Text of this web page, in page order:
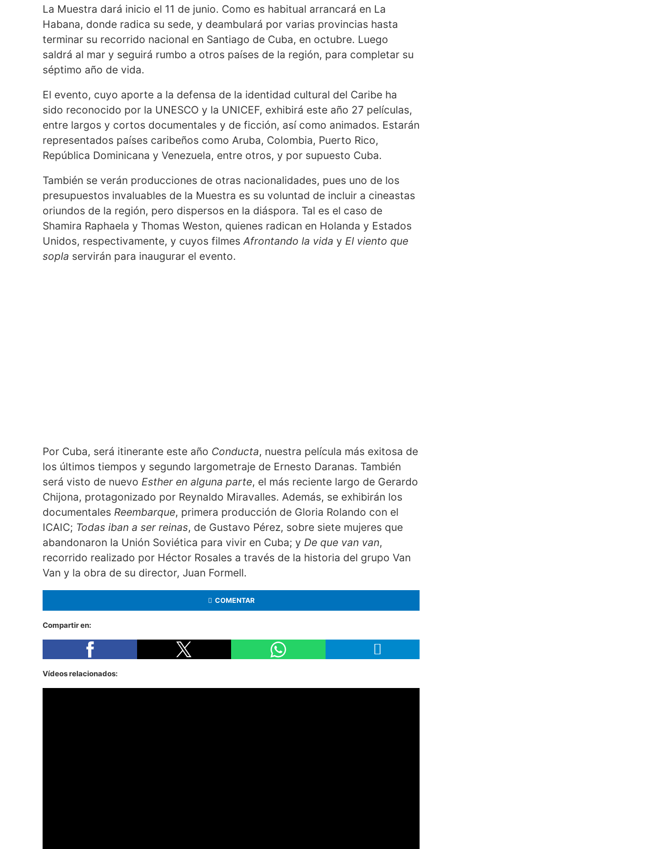
La Muestra dará inicio el 11 de junio. Como es habitual arrancará en La
Habana, donde radica su sede, y deambulará por varias provincias hasta
terminar su recorrido nacional en Santiago de Cuba, en octubre. Luego
saldrá al mar y seguirá rumbo a otros países de la región, para completar su
séptimo año de vida.
El evento, cuyo aporte a la defensa de la identidad cultural del Caribe ha
sido reconocido por la UNESCO y la UNICEF, exhibirá este año 27 películas,
entre largos y cortos documentales y de ficción, así como animados. Estarán
representados países caribeños como Aruba, Colombia, Puerto Rico,
República Dominicana y Venezuela, entre otros, y por supuesto Cuba.
También se verán producciones de otras nacionalidades, pues uno de los
presupuestos invaluables de la Muestra es su voluntad de incluir a cineastas
oriundos de la región, pero dispersos en la diáspora. Tal es el caso de
Shamira Raphaela y Thomas Weston, quienes radican en Holanda y Estados
Unidos, respectivamente, y cuyos filmesAfrontando la vida y El viento que
sopla servirán para inaugurar el evento.
Por Cuba, será itinerante este año Conducta, nuestra película más exitosa de
los últimos tiempos y segundo largometraje de Ernesto Daranas. También
será visto de nuevo Esther en alguna parte, el más reciente largo de Gerardo
Chijona, protagonizado por Reynaldo Miravalles. Además, se exhibirán los
documentales Reembarque, primera producción de Gloria Rolando con el
ICAIC; Todas iban a ser reinas, de Gustavo Pérez, sobre siete mujeres que
abandonaron la Unión Soviética para vivir en Cuba; y De que van van,
recorrido realizado por Héctor Rosales a través de la historia del grupo Van
Van y la obra de su director, Juan Formell.
COMENTAR
Compartir en:
Vídeos relacionados: